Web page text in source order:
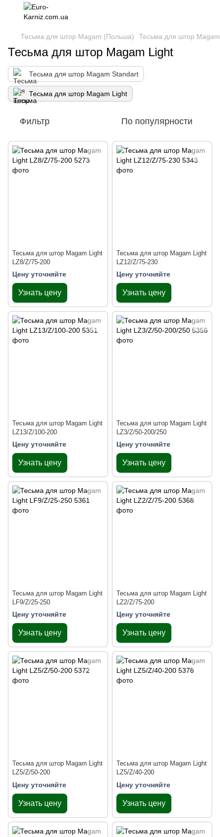
Тесьма для штор Magam (Польша) Тесьма для штор
Тесьма для штор Magam Light
Тесьма для штор Magam Standart
Тесьма для штор Magam Light
Фильтр По популярности
Тесьма для штор Magam Light
LZ8/Z/75-200
Цену уточняйте
Узнать цену
Тесьма для штор Magam Light
LZ12/Z/75-230
Цену уточняйте
Узнать цену
Тесьма для штор Magam Light
LZ13/Z/100-200
Цену уточняйте
Узнать цену
Тесьма для штор Magam Light
LZ3/Z/50-200/250
Цену уточняйте
Узнать цену
Тесьма для штор Magam Light
LF9/Z/25-250
Цену уточняйте
Узнать цену
Тесьма для штор Magam Light
LZ2/Z/75-200
Цену уточняйте
Узнать цену
Тесьма для штор Magam Light
LZ5/Z/50-200
Цену уточняйте
Узнать цену
Тесьма для штор Magam Light
LZ5/Z/40-200
Цену уточняйте
Узнать цену